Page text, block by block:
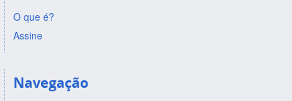
O que é?
Assine
Navegação